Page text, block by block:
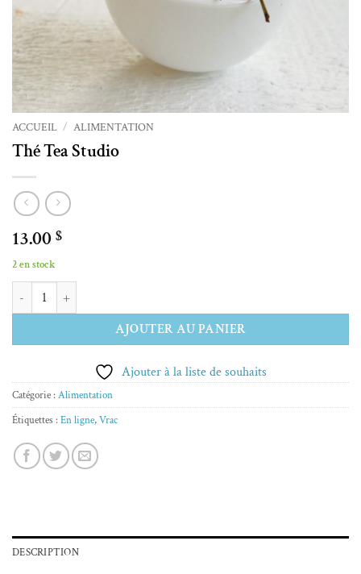
ACCUEIL / ALIMENTATION
Thé Tea Studio
13.00 $
2 en stock
quantité de Thé Tea Studio
AJOUTER AU PANIER
Alternative:
Ajouter à la liste de souhaits
Catégorie : Alimentation
Étiquettes : En ligne,Vrac
DESCRIPTION